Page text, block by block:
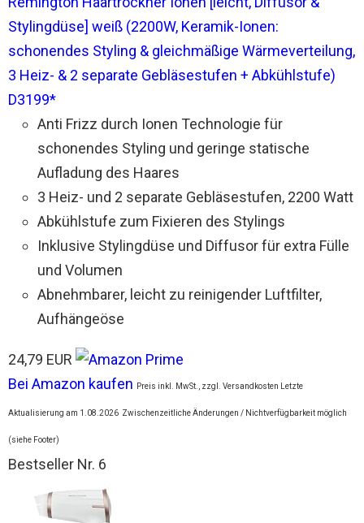
Stylingdüse] weiß (2200W, Keramik-Ionen:
schonendes Styling & gleichmäßige Wärmeverteilung,
3 Heiz- & 2 separate Gebläsestufen + Abkühlstufe)
D3199*
Anti Frizz durch Ionen Technologie für
schonendes Styling und geringe statische
Aufladung des Haares
3 Heiz- und 2 separate Gebläsestufen, 2200 Watt
Abkühlstufe zum Fixieren des Stylings
Inklusive Stylingdüse und Diffusor für extra Fülle
und Volumen
Abnehmbarer, leicht zu reinigender Luftfilter,
Aufhängeöse
24,79 EUR
Bei Amazon kaufen
Preis inkl. MwSt., zzgl. Versandkosten Letzte
Aktualisierung am 1.08.2026 Zwischenzeitliche Änderungen / Nichtverfügbarkeit möglich
(siehe Footer)
Bestseller Nr. 6